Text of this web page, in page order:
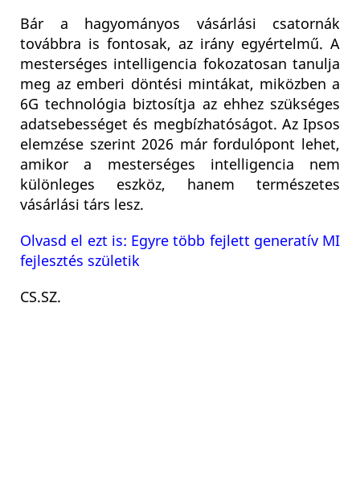
Bár a hagyományos vásárlási csatornák
továbbra is fontosak, az irány egyértelmű. A
mesterséges intelligencia fokozatosan tanulja
meg az emberi döntési mintákat, miközben a
6G technológia biztosítja az ehhez szükséges
adatsebességet és megbízhatóságot. Az Ipsos
elemzése szerint 2026 már fordulópont lehet,
amikor a mesterséges intelligencia nem
különleges eszköz, hanem természetes
vásárlási társ lesz.
Olvasd el ezt is: Egyre több fejlett generatív MI
fejlesztés születik
CS.SZ.